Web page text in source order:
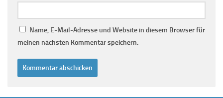
Name, E-Mail-Adresse und Website in diesem Browser für
meinen nächsten Kommentar speichern.